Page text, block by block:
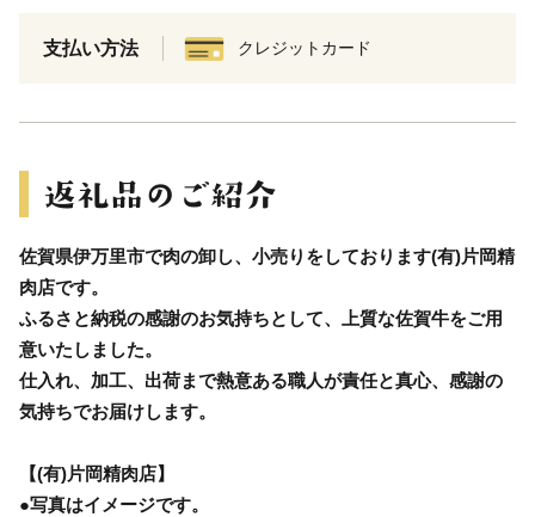
支払い方法 クレジットカード
佐賀県伊万里市で肉の卸し、小売りをしております(有)片岡精
肉店です。
ふるさと納税の感謝のお気持ちとして、上質な佐賀牛をご用
意いたしました。
仕入れ、加工、出荷まで熱意ある職人が責任と真心、感謝の
気持ちでお届けします。
【(有)片岡精肉店】
●写真はイメージです。